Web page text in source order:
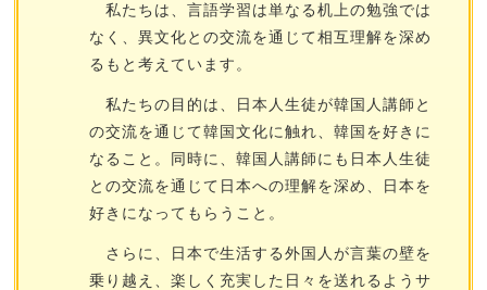
私たちは、言語学習は単なる机上の勉強では
なく、異文化との交流を通じて相互理解を深め
るもと考えています。
私たちの目的は、日本人生徒が韓国人講師と
の交流を通じて韓国文化に触れ、韓国を好きに
なること。同時に、韓国人講師にも日本人生徒
との交流を通じて日本への理解を深め、日本を
好きになってもらうこと。
さらに、日本で生活する外国人が言葉の壁を
乗り越え、楽しく充実した日々を送れるようサ